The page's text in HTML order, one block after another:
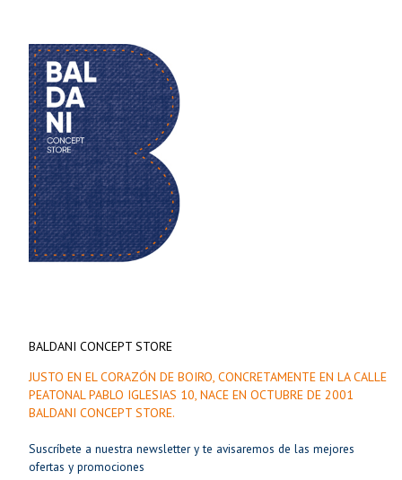
BALDANI CONCEPT STORE
JUSTO EN EL CORAZÓN DE BOIRO, CONCRETAMENTE EN LA CALLE
PEATONAL PABLO IGLESIAS 10, NACE EN OCTUBRE DE 2001
BALDANI CONCEPT STORE.
Suscríbete a nuestra newsletter y te avisaremos de las mejores
ofertas y promociones